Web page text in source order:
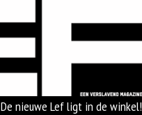
De nieuwe Lef ligt in de winkel!